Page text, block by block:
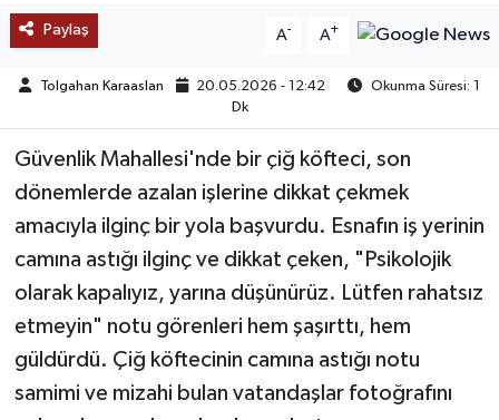
Paylaş A- A+
Tolgahan Karaaslan 20.05.2026 - 12:42
Okunma Süresi: 1
Dk
Güvenlik Mahallesi'nde bir çiğ köfteci, son
dönemlerde azalan işlerine dikkat çekmek
amacıyla ilginç bir yola başvurdu. Esnafın iş yerinin
camına astığı ilginç ve dikkat çeken, "Psikolojik
olarak kapalıyız, yarına düşünürüz. Lütfen rahatsız
etmeyin" notu görenleri hem şaşırttı, hem
güldürdü. Çiğ köftecinin camına astığı notu
samimi ve mizahi bulan vatandaşlar fotoğrafını
MEDYA
OTOMOTİV
YAŞAM
KÜLTÜR SANAT